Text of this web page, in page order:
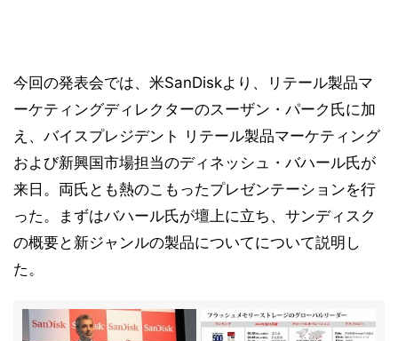
今回の発表会では、米SanDiskより、リテール製品マ
ーケティングディレクターのスーザン・パーク氏に加
え、バイスプレジデント リテール製品マーケティング
および新興国市場担当のディネッシュ・バハール氏が
来日。両氏とも熱のこもったプレゼンテーションを行
った。まずはバハール氏が壇上に立ち、サンディスク
の概要と新ジャンルの製品についてについて説明し
た。